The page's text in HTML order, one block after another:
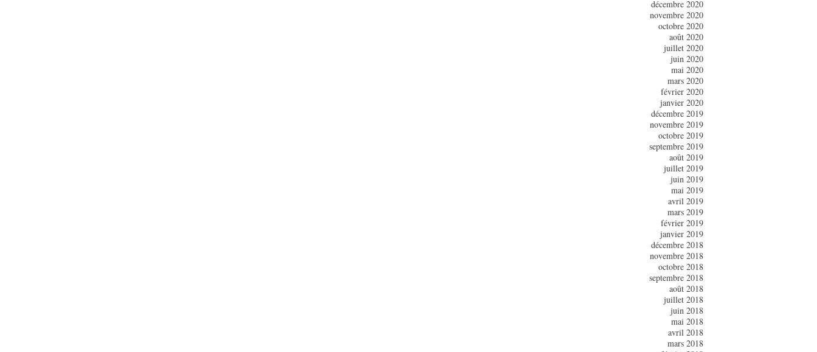
décembre 2020
novembre 2020
octobre 2020
août 2020
juillet 2020
juin 2020
mai 2020
mars 2020
février 2020
janvier 2020
décembre 2019
novembre 2019
octobre 2019
septembre 2019
août 2019
juillet 2019
juin 2019
mai 2019
avril 2019
mars 2019
février 2019
janvier 2019
décembre 2018
novembre 2018
octobre 2018
septembre 2018
août 2018
juillet 2018
juin 2018
mai 2018
avril 2018
mars 2018